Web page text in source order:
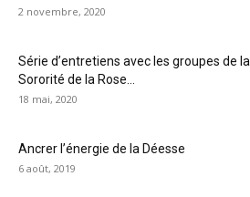
2 novembre, 2020
Série d’entretiens avec les groupes de la
Sororité de la Rose...
18 mai, 2020
Ancrer l’énergie de la Déesse
6 août, 2019